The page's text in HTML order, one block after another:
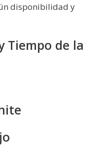
disponibilidad y
Tiempo de la